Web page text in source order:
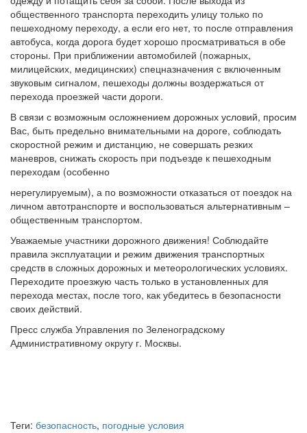
общественного транспорта переходить улицу только по
пешеходному переходу, а если его нет, то после отправления
автобуса, когда дорога будет хорошо просматриваться в обе
стороны. При приближении автомобилей (пожарных,
милицейских, медицинских) спецназначения с включенным
звуковым сигналом, пешеходы должны воздержаться от
перехода проезжей части дороги.
В связи с возможным осложнением дорожных условий, просим
Вас, быть предельно внимательными на дороге, соблюдать
скоростной режим и дистанцию, не совершать резких
маневров, снижать скорость при подъезде к пешеходным
переходам (особенно
нерегулируемым), а по возможности отказаться от поездок на
личном автотранспорте и воспользоваться альтернативным –
общественным транспортом.
Уважаемые участники дорожного движения! Соблюдайте
правила эксплуатации и режим движения транспортных
средств в сложных дорожных и метеорологических условиях.
Переходите проезжую часть только в установленных для
перехода местах, после того, как убедитесь в безопасности
своих действий.
Пресс служба Управления по Зеленоградскому
Административному округу г. Москвы.
Теги: безопасность, погодные условия